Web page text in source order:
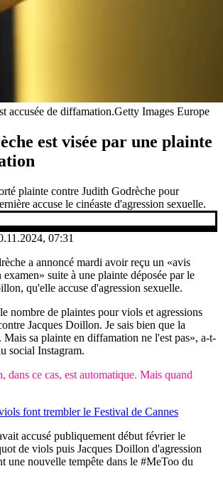
accusée de diffamation.Getty Images Europe
est visée par une plainte
plainte contre Judith Godrèche pour
accuse le cinéaste d'agression sexuelle.
07:31
a annoncé mardi avoir reçu un «avis
examen» suite à une plainte déposée par le
qu'elle accuse d'agression sexuelle.
nombre de plaintes pour viols et agressions
Jacques Doillon. Je sais bien que la
Mais sa plainte en diffamation ne l'est pas», a-t-
social Instagram.
dans ce cas, est automatique. Mais quand
font trembler le Festival de Cannes
accusé publiquement début février le
de viols puis Jacques Doillon d'agression
une nouvelle tempête dans le #MeToo du